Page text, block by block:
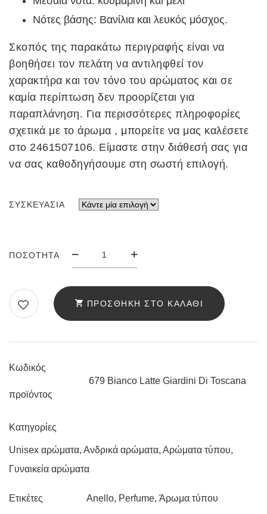
Νότες βάσης: Βανίλια και λευκός μόσχος.
Σκοπός της παρακάτω περιγραφής είναι να
βοηθήσει τον πελάτη να αντιληφθεί τον
χαρακτήρα και τον τόνο του αρώματος και σε
καμία περίπτωση δεν προορίζεται για
παραπλάνηση. Για περισσότερες πληροφορίες
σχετικά με το άρωμα , μπορείτε να μας καλέσετε
στο 2461507106. Είμαστε στην διάθεσή σας για
να σας καθοδηγήσουμε στη σωστή επιλογή.
ΣΥΣΚΕΥΑΣΊΑ
ΠΟΣΌΤΗΤΑ
ΆΡΩΜΑ
ANELLO
DI
ΠΡΟΣΘΉΚΗ ΣΤΟ ΚΑΛΆΘΙ
Κωδικός
προϊόντος
679 Bianco Latte Giardini Di Toscana
Κατηγορίες
Unisex αρώματα, Ανδρικά αρώματα, Αρώματα τύπου,
Γυναικεία αρώματα
Ετικέτες Anello, Perfume,Άρωμα τύπου